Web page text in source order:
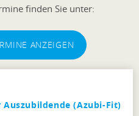
finden Sie unter:
ANZEIGEN
(Azubi-Fit)